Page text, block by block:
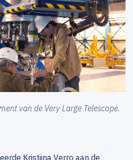
van de Very Large Telescope.
Kristiina Verro aan de